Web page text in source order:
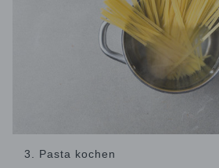
3. Pasta kochen